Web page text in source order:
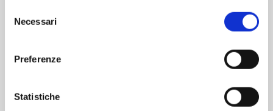
delNecessari
Preferenze
Statistiche
Telefono